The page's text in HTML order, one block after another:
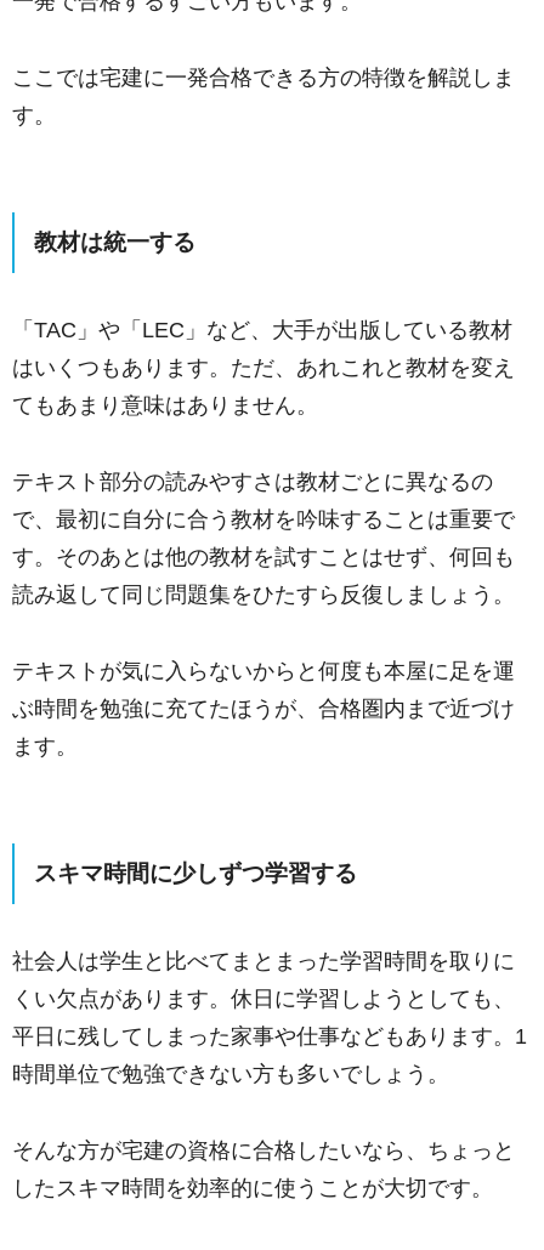
ここでは宅建に一発合格できる方の特徴を解説しま
す。
教材は統一する
「TAC」や「LEC」など、大手が出版している教材
はいくつもあります。ただ、あれこれと教材を変え
てもあまり意味はありません。
テキスト部分の読みやすさは教材ごとに異なるの
で、最初に自分に合う教材を吟味することは重要で
す。そのあとは他の教材を試すことはせず、何回も
読み返して同じ問題集をひたすら反復しましょう。
テキストが気に入らないからと何度も本屋に足を運
ぶ時間を勉強に充てたほうが、合格圏内まで近づけ
ます。
スキマ時間に少しずつ学習する
社会人は学生と比べてまとまった学習時間を取りに
くい欠点があります。休日に学習しようとしても、
平日に残してしまった家事や仕事などもあります。1
時間単位で勉強できない方も多いでしょう。
そんな方が宅建の資格に合格したいなら、ちょっと
したスキマ時間を効率的に使うことが大切です。